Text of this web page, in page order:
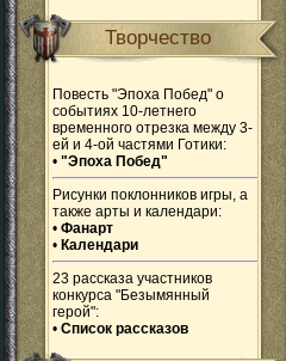
Творчество
Повесть "Эпоха Побед" о
событиях 10-летнего
временного отрезка между 3-
ей и 4-ой частями Готики:
• "Эпоха Побед"
Рисунки поклонников игры, а
также арты и календари:
• Фанарт
• Календари
23 рассказа участников
конкурса "Безымянный
герой":
• Список рассказов